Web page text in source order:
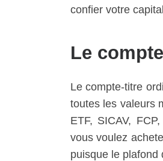
confier votre
Le
Le compte-titre
toutes les valeurs
ETF, SICAV,
vous voulez
puisque le plafond